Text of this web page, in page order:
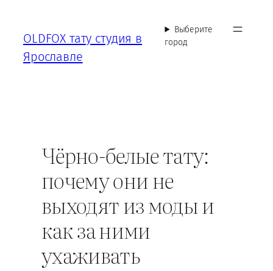
содержимому
OLDFOX тату студия в
Ярославле
Выберите
город
Чёрно-белые тату:
почему они не
выходят из моды и
как за ними
ухаживать